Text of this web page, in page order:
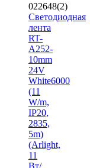
022648(2)
Светодиодная
лента
RT-
A252-
10mm
24V
White6000
(11
W/m,
IP20,
2835,
5m)
(Arlight,
11
Вт/